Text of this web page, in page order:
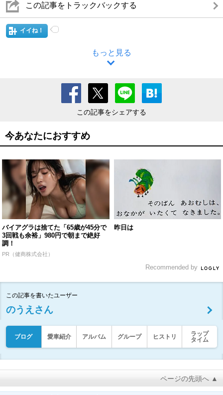
この記事をトラックバックする
イイね！
もっと見る
この記事をシェアする
今あなたにおすすめ
バイアグラは捨てた「65歳が45分で
3回戦も余裕」980円で朝まで絶好
調！
PR（健商株式会社）
昨日は
Recommended by
この記事を書いたユーザー
のうえさん
ブログ 愛車紹介 アルバム グループ ヒストリ
ラップ
タイム
ページの先頭へ ▲